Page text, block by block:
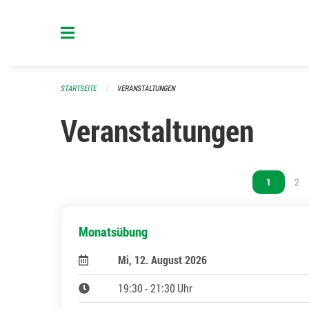
STARTSEITE VERANSTALTUNGEN
Veranstaltungen
Vous êtes
1 2
Monatsübung
Mi, 12. August 2026
19:30 - 21:30 Uhr